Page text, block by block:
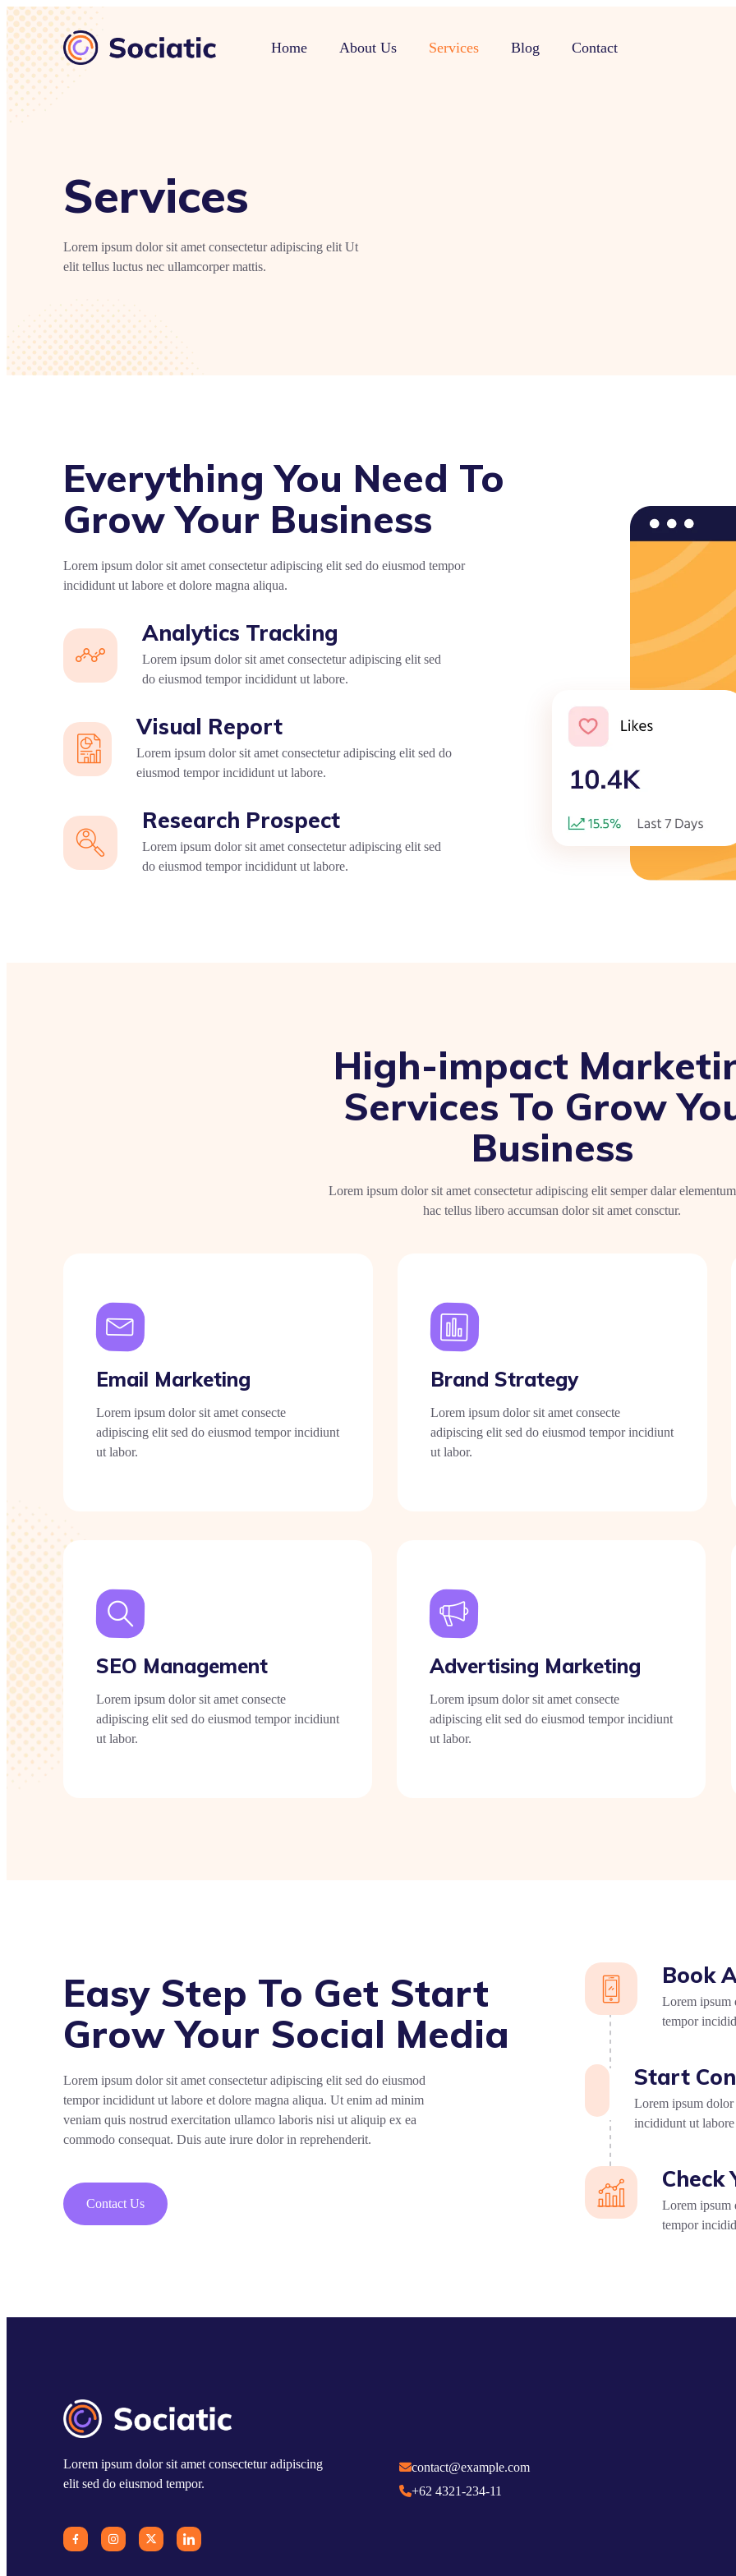
Home About Us Services Blog Contact
Services
Lorem ipsum dolor sit amet consectetur adipiscing elit Ut
elit tellus luctus nec ullamcorper mattis.
Everything You Need To
Grow Your Business
Lorem ipsum dolor sit amet consectetur adipiscing elit sed do eiusmod tempor
incididunt ut labore et dolore magna aliqua.
Analytics Tracking
Lorem ipsum dolor sit amet consectetur adipiscing elit sed
do eiusmod tempor incididunt ut labore.
Visual Report
Lorem ipsum dolor sit amet consectetur adipiscing elit sed do
eiusmod tempor incididunt ut labore.
Research Prospect
Lorem ipsum dolor sit amet consectetur adipiscing elit sed
do eiusmod tempor incididunt ut labore.
High-impact
Services To Grow
Business
Lorem ipsum dolor sit amet consectetur adipiscing elit semper dalar
hac tellus libero accumsan dolor sit amet consctur.
Email Marketing
Lorem ipsum dolor sit amet consecte
adipiscing elit sed do eiusmod tempor incidiunt
ut labor.
Brand Strategy
Lorem ipsum dolor sit amet consecte
adipiscing elit sed do eiusmod tempor incidiunt
ut labor.
SEO Management
Lorem ipsum dolor sit amet consecte
adipiscing elit sed do eiusmod tempor incidiunt
ut labor.
Advertising Marketing
Lorem ipsum dolor sit amet consecte
adipiscing elit sed do eiusmod tempor incidiunt
ut labor.
Easy Step To Get Start
Grow Your Social Media
Lorem ipsum dolor sit amet consectetur adipiscing elit sed do eiusmod
tempor incididunt ut labore et dolore magna aliqua. Ut enim ad minim
veniam quis nostrud exercitation ullamco laboris nisi ut aliquip ex ea
commodo consequat. Duis aute irure dolor in reprehenderit.
Contact Us
Book
Lorem ipsum
tempor
Start
Lorem ipsum dolor
incididunt ut
Check
Lorem ipsum
tempor
Lorem ipsum dolor sit amet consectetur adipiscing
elit sed do eiusmod tempor.
contact@example.com
+62 4321-234-11